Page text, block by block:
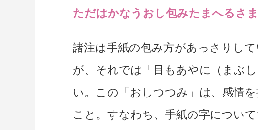
ただはかなうおし包みたまへるさ
諸注は手紙の包み方があっさりし
が、それでは「目もあやに（まぶ
い。この「おしつつみ」は、感情
こと。すなわち、手紙の字につい